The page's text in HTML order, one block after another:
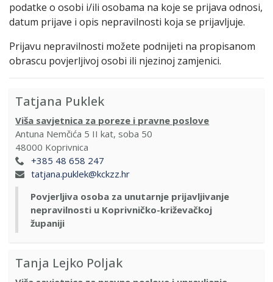
podatke o osobi i/ili osobama na koje se prijava odnosi,
datum prijave i opis nepravilnosti koja se prijavljuje.
Prijavu nepravilnosti možete podnijeti na propisanom
obrascu povjerljivoj osobi ili njezinoj zamjenici.
Tatjana Puklek
Viša savjetnica za poreze i pravne poslove
Antuna Nemčića 5 II kat, soba 50
48000 Koprivnica
+385 48 658 247
tatjana.puklek@kckzz.hr
Povjerljiva osoba za unutarnje prijavljivanje
nepravilnosti u Koprivničko-križevačkoj
županiji
Tanja Lejko Poljak